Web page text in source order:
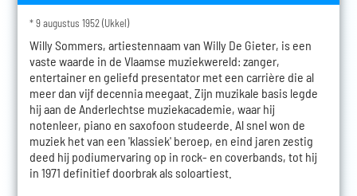
* 9 augustus 1952 (Ukkel)
Willy Sommers, artiestennaam van Willy De Gieter, is een
vaste waarde in de Vlaamse muziekwereld: zanger,
entertainer en geliefd presentator met een carrière die al
meer dan vijf decennia meegaat. Zijn muzikale basis legde
hij aan de Anderlechtse muziekacademie, waar hij
notenleer, piano en saxofoon studeerde. Al snel won de
muziek het van een 'klassiek' beroep, en eind jaren zestig
deed hij podiumervaring op in rock- en coverbands, tot hij
in 1971 definitief doorbrak als soloartiest.